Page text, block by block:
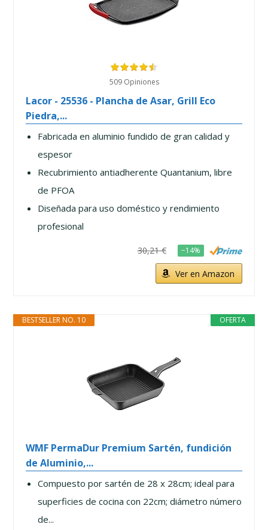
509 Opiniones
Lacor - 25536 - Plancha de Asar, Grill Eco
Piedra,...
Fabricada en aluminio fundido de gran calidad y
espesor
Recubrimiento antiadherente Quantanium, libre
de PFOA
Diseñada para uso doméstico y rendimiento
profesional
30,21 € −14%
Ver en Amazon
OFERTA
BESTSELLER NO. 10
WMF PermaDur Premium Sartén, fundición
de Aluminio,...
Compuesto por sartén de 28 x 28cm; ideal para
superficies de cocina con 22cm; diámetro número
de...